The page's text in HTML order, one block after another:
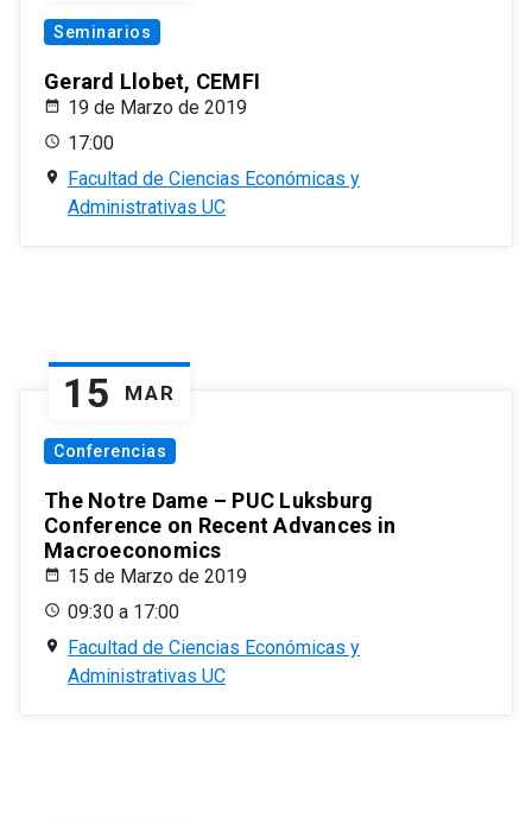
Seminarios
Gerard Llobet, CEMFI
19 de Marzo de 2019
17:00
Facultad de Ciencias Económicas y
Administrativas UC
15 MAR
Conferencias
The Notre Dame – PUC Luksburg
Conference on Recent Advances in
Macroeconomics
15 de Marzo de 2019
09:30 a 17:00
Facultad de Ciencias Económicas y
Administrativas UC